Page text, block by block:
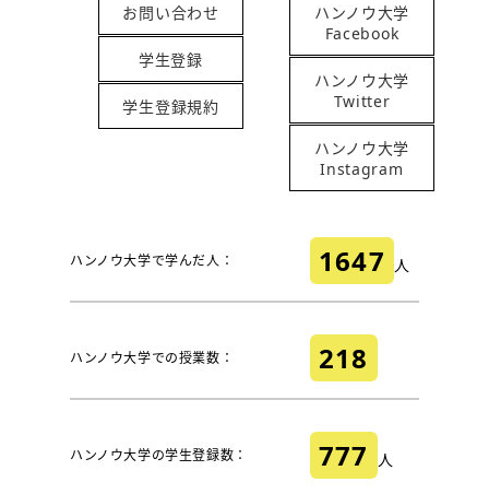
お問い合わせ
学生登録
学生登録規約
ハンノウ大学
Facebook
ハンノウ大学
Twitter
ハンノウ大学
Instagram
ハンノウ大学で学んだ人： 1647 人
ハンノウ大学での授業数： 218
ハンノウ大学の学生登録数： 777 人